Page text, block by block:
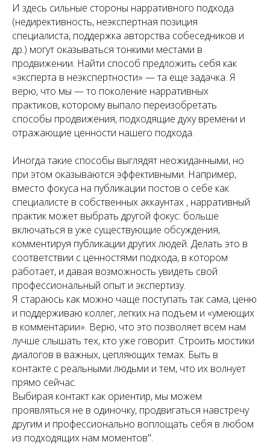
И здесь сильные стороны нарративного подхода
(недирективность, неэкспертная позиция
специалиста, поддержка авторства собеседников и
др.) могут оказываться тонкими местами в
продвижении. Найти способ предложить себя как
«эксперта в неэкспертности» — та еще задачка. Я
верю, что мы — то поколение нарративных
практиков, которому выпало переизобретать
способы продвижения, подходящие духу времени и
отражающие ценности нашего подхода.
Иногда такие способы выглядят неожиданными, но
при этом оказываются эффективными. Например,
вместо фокуса на публикации постов о себе как
специалисте в собственных аккаунтах , нарративный
практик может выбрать другой фокус: больше
включаться в уже существующие обсуждения,
комментируя публикации других людей. Делать это в
соответствии с ценностями подхода, в котором
работает, и давая возможность увидеть свой
профессиональный опыт и экспертизу.
Я стараюсь как можно чаще поступать так сама, ценю
и поддерживаю коллег, легких на подъем и «умеющих
в комментарии». Верю, что это позволяет всем нам
лучше слышать тех, кто уже говорит. Строить мостики
диалогов в важных, цепляющих темах. Быть в
контакте с реальными людьми и тем, что их волнует
прямо сейчас.
Выбирая контакт как ориентир, мы можем
проявляться не в одиночку, продвигаться навстречу
другим и профессионально воплощать себя в любом
из подходящих нам моментов".